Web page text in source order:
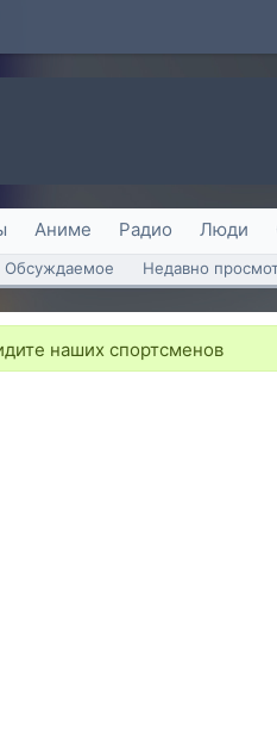
Аниме Радио Люди
Обсуждаемое Недавно
наших спортсменов